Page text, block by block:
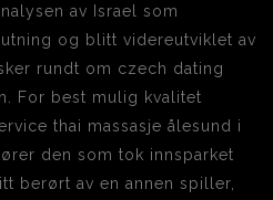
av Israel som
og blitt videreutviklet av
rundt om czech dating
For best mulig kvalitet
thai massasje ålesund i
den som tok innsparket
berørt av en annen spiller,